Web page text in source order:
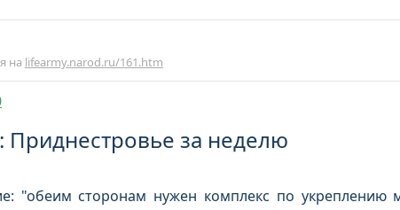
на lifearmy.narod.ru/161.htm
Приднестровье за неделю
"обеим сторонам нужен комплекс по укреплению